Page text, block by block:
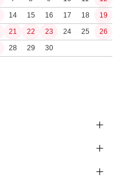
14 15 16 17 18
19
21 22 23 24 25
26
28 29 30